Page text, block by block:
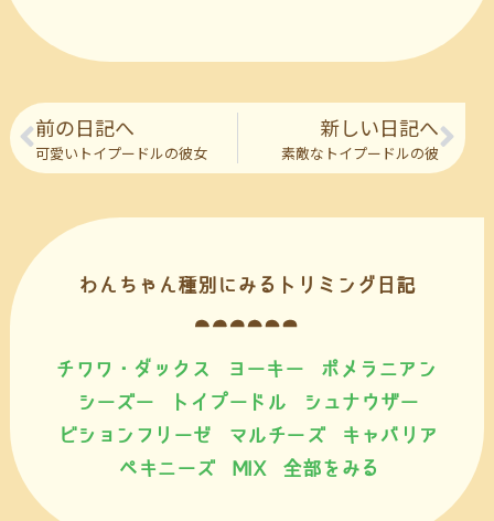
前の日記へ
可愛いトイプードルの彼女
新しい日記へ
素敵なトイプードルの彼
わんちゃん種別にみるトリミング日記
チワワ・ダックス ヨーキー
ポメラニアン
シーズー
トイプードル
シュナウザー
ビションフリーゼ
マルチーズ
キャバリア
ペキニーズ
MIX 全部をみる